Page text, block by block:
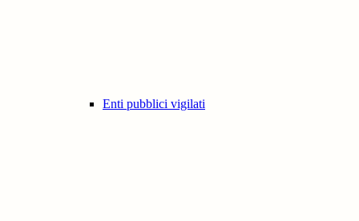
Enti pubblici vigilati